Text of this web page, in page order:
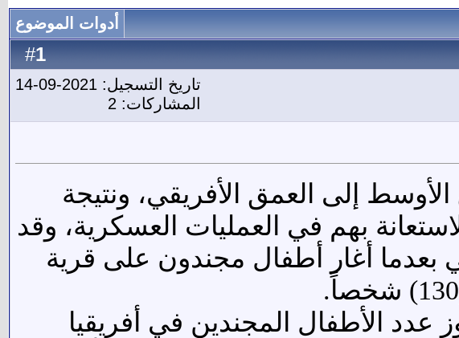
أدوات الموضوع
#
1
تاريخ التسجيل: 2021-09-14
المشاركات: 2
إلى العمق الأفريقي، ونتيجة
بهم في العمليات العسكرية، وقد
أغار أطفال مجندون على قرية
عدد الأطفال المجندين في أفريقيا